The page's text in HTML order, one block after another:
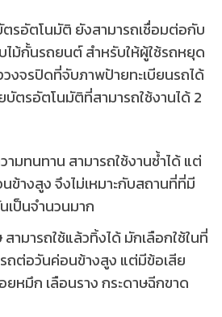
รอัตโนมัติ ยังสามารถเชื่อมต่อกับ
ไม้กั้นรถยนต์ สำหรับให้ผู้ใช้รถหยุด
งจรปิดที่จับภาพป้ายทะเบียนรถได้
ตรอัตโนมัติที่สามารถใช้งานได้ 2
ามทนทาน สามารถใช้งานซ้ำได้ แต่
างสูง จึงไม่เหมาะกับสถานที่ที่มี
เป็นจำนวนมาก
สามารถใช้แล้วทิ้งได้ มักเลือกใช้ในที่
ถต่อวันค่อนข้างสูง แต่มีข้อเสีย
หมึก เลือนราง กระดาษฉีกขาด